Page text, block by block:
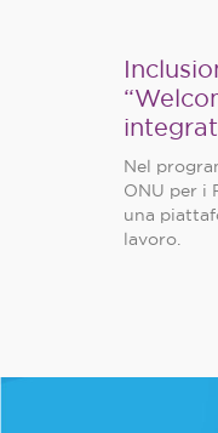
Nel
ONU per i
una
lavoro.